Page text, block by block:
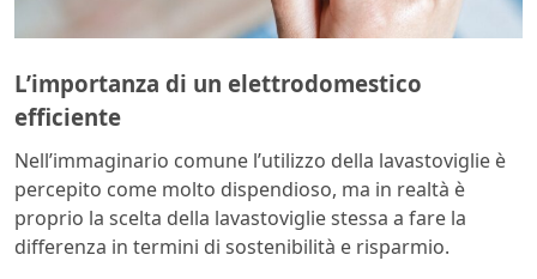
L’importanza di un elettrodomestico
efficiente
Nell’immaginario comune l’utilizzo della lavastoviglie è
percepito come molto dispendioso, ma in realtà è
proprio la scelta della lavastoviglie stessa a fare la
differenza in termini di sostenibilità e risparmio.